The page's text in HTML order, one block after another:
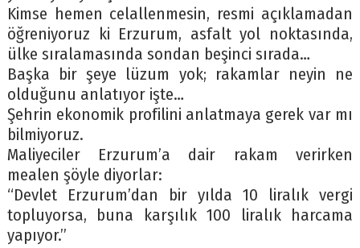
Kimse hemen celallenmesin, resmi açıklamadan
öğreniyoruz ki Erzurum, asfalt yol noktasında,
ülke sıralamasında sondan beşinci sırada…
Başka bir şeye lüzum yok; rakamlar neyin ne
olduğunu anlatıyor işte…
Şehrin ekonomik profilini anlatmaya gerek var mı
bilmiyoruz.
Maliyeciler Erzurum’a dair rakam verirken
mealen şöyle diyorlar:
“Devlet Erzurum’dan bir yılda 10 liralık vergi
topluyorsa, buna karşılık 100 liralık harcama
yapıyor.”